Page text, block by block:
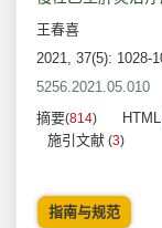
王春喜
2021, 37(5): 1028-
5256.2021.05.010
摘要(814) HTML
施引文献 (3)
指南与规范